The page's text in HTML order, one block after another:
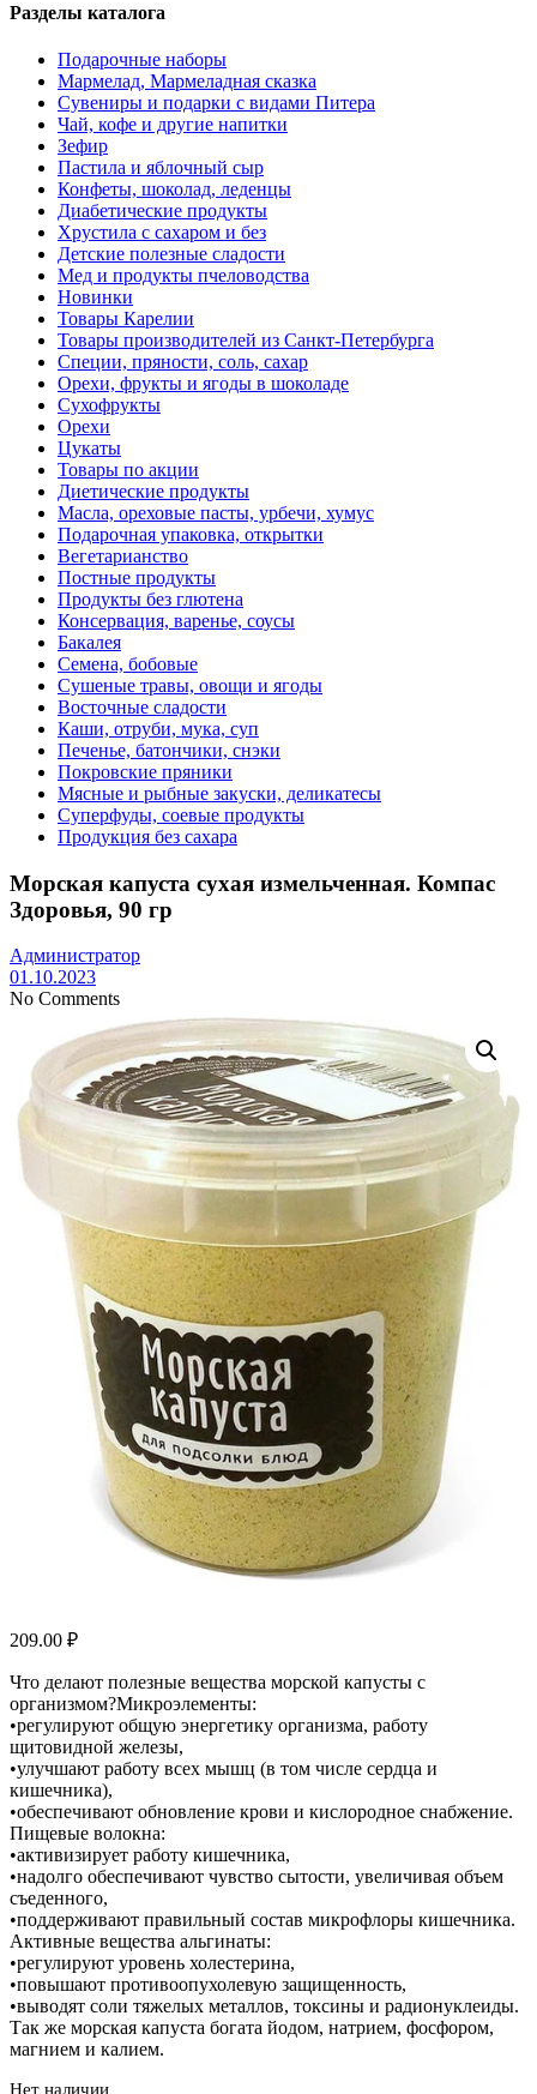
Разделы каталога
Подарочные наборы
Мармелад, Мармеладная сказка
Сувениры и подарки с видами Питера
Чай, кофе и другие напитки
Зефир
Пастила и яблочный сыр
Конфеты, шоколад, леденцы
Диабетические продукты
Хрустила с сахаром и без
Детские полезные сладости
Мед и продукты пчеловодства
Новинки
Товары Карелии
Товары производителей из Санкт-Петербурга
Специи, пряности, соль, сахар
Орехи, фрукты и ягоды в шоколаде
Сухофрукты
Орехи
Цукаты
Товары по акции
Диетические продукты
Масла, ореховые пасты, урбечи, хумус
Подарочная упаковка, открытки
Вегетарианство
Постные продукты
Продукты без глютена
Консервация, варенье, соусы
Бакалея
Семена, бобовые
Сушеные травы, овощи и ягоды
Восточные сладости
Каши, отруби, мука, суп
Печенье, батончики, снэки
Покровские пряники
Мясные и рыбные закуски, деликатесы
Суперфуды, соевые продукты
Продукция без сахара
Морская капуста сухая измельченная. Компас
Здоровья, 90 гр
Администратор
01.10.2023
No Comments
209.00 ₽
Что делают полезные вещества морской капусты с
организмом?Микроэлементы:
•регулируют общую энергетику организма, работу
щитовидной железы,
•улучшают работу всех мышц (в том числе сердца и
кишечника),
•обеспечивают обновление крови и кислородное снабжение.
Пищевые волокна:
•активизирует работу кишечника,
•надолго обеспечивают чувство сытости, увеличивая объем
съеденного,
•поддерживают правильный состав микрофлоры кишечника.
Активные вещества альгинаты:
•регулируют уровень холестерина,
•повышают противоопухолевую защищенность,
•выводят соли тяжелых металлов, токсины и радионуклеиды.
Так же морская капуста богата йодом, натрием, фосфором,
магнием и калием.
Нет наличии